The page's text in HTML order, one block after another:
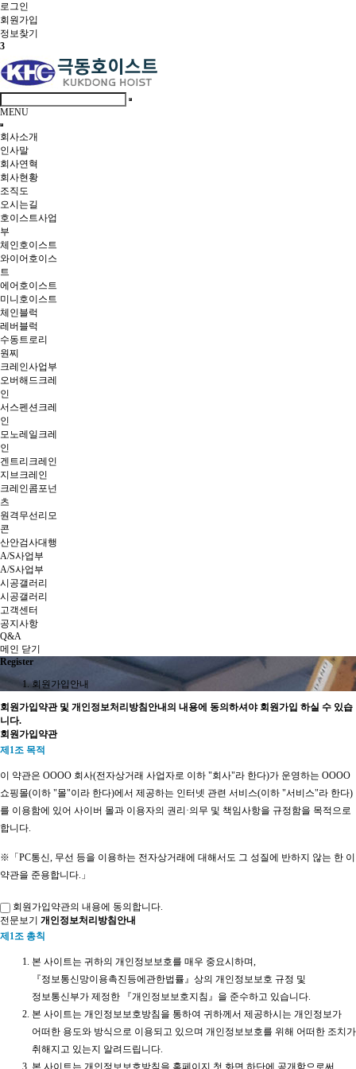
로그인
회원 가입
정보찾기
3
MENU
회사소개
인사말
회사연혁
회사현황
조직도
오시는길
호이스트사업
부
체인호이스트
와이어호이스
트
에어호이스트
미니호이스트
체인블럭
레버블럭
수동트로리
원찌
크레인사업부
오버해드크레
인
서스펜션크레
인
모노레일크레
인
겐트리크레인
지브크레인
크레인콤포넌
츠
원격무선리모
콘
산안검사대행
A/S사업부
A/S사업부
시공갤러리
시공갤러리
고객센터
공지사항
Q&A
메인 닫기
Register
회원가입안내
회원가입약관 및 개인정보처리방침안내의 내용에 동의하셔야 회원가입 하실 수 있습
니다.
회원가입약관
제1조 목적
이 약관은 OOOO 회사(전자상거래 사업자로 이하 "회사"라 한다)가 운영하는 OOOO
쇼핑몰(이하 "몰"이라 한다)에서 제공하는 인터넷 관련 서비스(이하 "서비스"라 한다)
를 이용함에 있어 사이버 몰과 이용자의 권리·의무 및 책임사항을 규정함을 목적으로
합니다.
※「PC통신, 무선 등을 이용하는 전자상거래에 대해서도 그 성질에 반하지 않는 한 이
약관을 준용합니다.」
제2조 정의
"몰" 이란 "회사"가 재화 또는 용역(이하 "재화 등" 이라 함)을 이용자에게
제공하기 위하여 컴퓨터등 정보통신설비를 이용하여 재화 등을 거래할 수
있도록 설정한 가상의 영업장을 말하며, 아울러 사이버몰을 운영하는
사업자의 의미로도 사용합니다.
"이용자"란 "몰"에 접속하여 이 약관에 따라 "몰"이 제공하는 서비스를 받는
회원 및 비회원을 말합니다.
'회원'이라 함은 “몰”에 회원등록을 한 자로서, 계속적으로 "몰"이 제공하는
서비스를 이용할 수 있는 자를 말합니다.
회원가입약관의 내용에 동의합니다.
전문보기 개인정보처리방침안내
제1조 총칙
본 사이트는 귀하의 개인정보보호를 매우 중요시하며,
『정보통신망이용촉진등에관한법률』상의 개인정보보호 규정 및
정보통신부가 제정한 『개인정보보호지침』을 준수하고 있습니다.
본 사이트는 개인정보보호방침을 통하여 귀하께서 제공하시는 개인정보가
어떠한 용도와 방식으로 이용되고 있으며 개인정보보호를 위해 어떠한 조치가
취해지고 있는지 알려드립니다.
본 사이트는 개인정보보호방침을 홈페이지 첫 화면 하단에 공개함으로써